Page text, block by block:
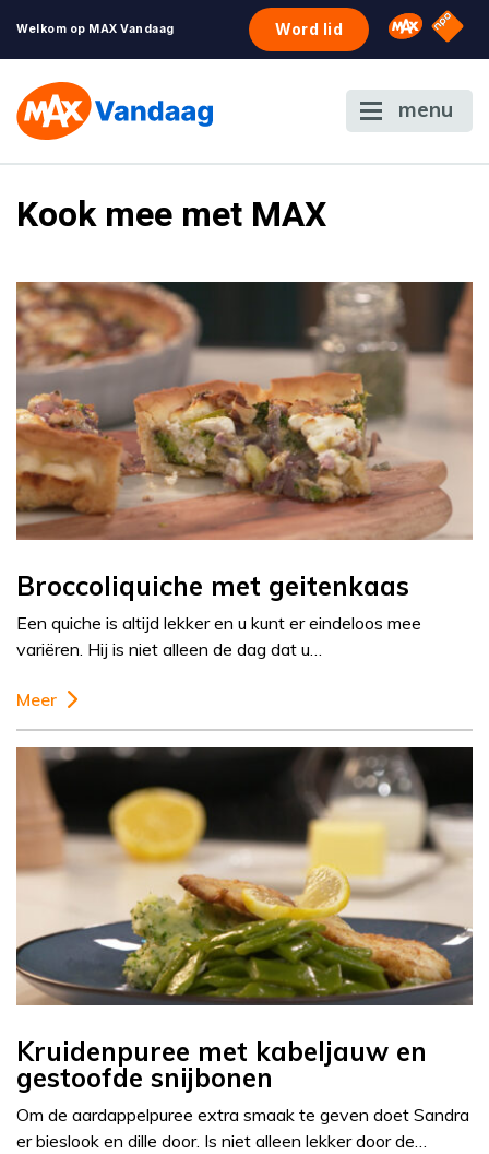
Welkom op MAX Vandaag Word lid Omroep
NPO
menu
Kook mee met MAX
Broccoliquiche met geitenkaas
Een quiche is altijd lekker en u kunt er eindeloos mee
variëren. Hij is niet alleen de dag dat u…
Meer
Kruidenpuree met kabeljauw en
gestoofde snijbonen
Om de aardappelpuree extra smaak te geven doet Sandra
er bieslook en dille door. Is niet alleen lekker door de…